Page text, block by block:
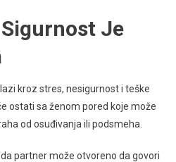
Je
kroz stres, nesigurnost i teške
ostati sa ženom pored koje može
od osuđivanja ili podsmeha.
partner može otvoreno da govori